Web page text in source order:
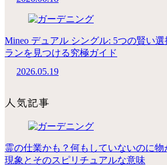
Mineo デュアル シングル: 5つの賢い
ランを見つける究極ガイド
2026.05.19
人気記事
霊の仕業かも？何もしていないのに物
現象とそのスピリチュアルな意味